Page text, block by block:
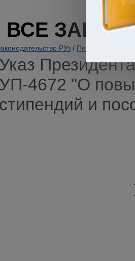
ВСЕ
РУз / Пенсии.
Указ
УП-4672 "О
стипендий и